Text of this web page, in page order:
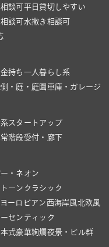
談可 平日貸切しやすい
談可 水撒き相談可
持ち 一人暮らし系
・庭・庭園 車庫・ガレージ
スタートアップ
階段受付・廊下
・ネオン
ーン クラシック
ヨーロピアン 西海岸風北欧風
センティック
式豪華絢爛夜景・ビル群